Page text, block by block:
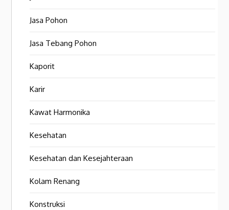
Jasa Pohon
Jasa Tebang Pohon
Kaporit
Karir
Kawat Harmonika
Kesehatan
Kesehatan dan Kesejahteraan
Kolam Renang
Konstruksi